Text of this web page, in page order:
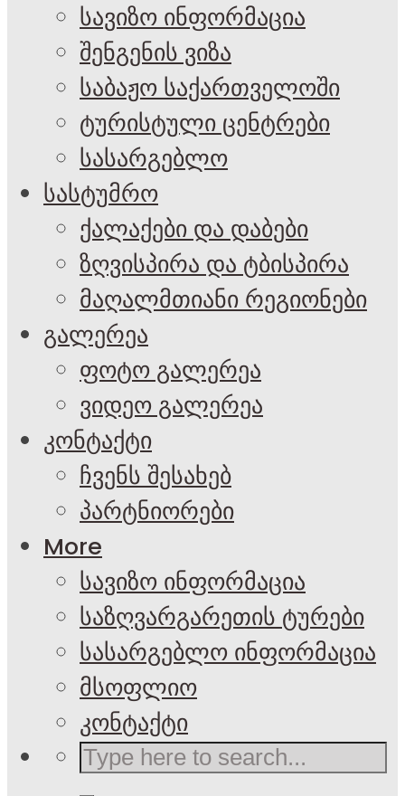
სავიზო ინფორმაცია
შენგენის ვიზა
საბაჟო საქართველოში
ტურისტული ცენტრები
სასარგებლო
სასტუმრო
ქალაქები და დაბები
ზღვისპირა და ტბისპირა
მაღალმთიანი რეგიონები
გალერეა
ფოტო გალერეა
ვიდეო გალერეა
კონტაქტი
ჩვენს შესახებ
პარტნიორები
More
სავიზო ინფორმაცია
საზღვარგარეთის ტურები
სასარგებლო ინფორმაცია
მსოფლიო
კონტაქტი